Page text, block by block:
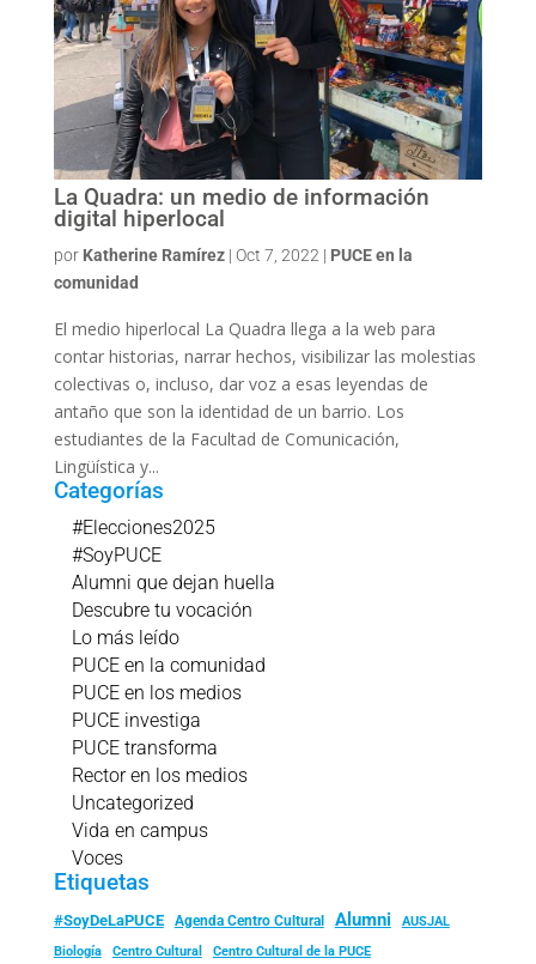
La Quadra: un medio de información
digital hiperlocal
por Katherine Ramírez| Oct 7, 2022 | PUCE en la
comunidad
El medio hiperlocal La Quadra llega a la web para
contar historias, narrar hechos, visibilizar las molestias
colectivas o, incluso, dar voz a esas leyendas de
antaño que son la identidad de un barrio. Los
estudiantes de la Facultad de Comunicación,
Lingüística y...
Categorías
#Elecciones2025
#SoyPUCE
Alumni que dejan huella
Descubre tu vocación
Lo más leído
PUCE en la comunidad
PUCE en los medios
PUCE investiga
PUCE transforma
Rector en los medios
Uncategorized
Vida en campus
Voces
Etiquetas
#SoyDeLaPUCE Agenda Centro Cultural Alumni
AUSJAL
Biología
Centro Cultural Centro Cultural de la PUCE